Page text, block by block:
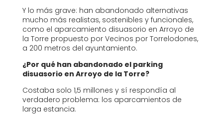
Y lo más grave: han abandonado alternativas
mucho más realistas, sostenibles y funcionales,
como el aparcamiento disuasorio en Arroyo de
la Torre propuesto por Vecinos por Torrelodones,
a 200 metros del ayuntamiento.
¿Por qué han abandonado el parking
disuasorio en Arroyo de la Torre?
Costaba solo 1,5 millones y sí respondía al
verdadero problema: los aparcamientos de
larga estancia.